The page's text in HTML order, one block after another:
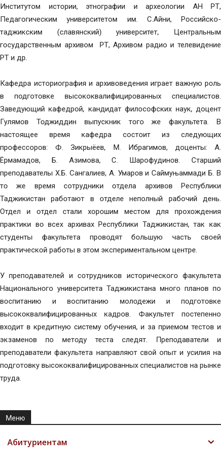
Институтом истории, этнографии и археологии АН РТ,
Педагогическим университетом им. С.Айни, Российско-
таджикским (славянский) университет, Центральным
государственным архивом РТ, Архивом радио и телевидение
РТ и др.
Кафедра историография и архивоведения играет важную роль
в подготовке высококвалифицированных специалистов.
Заведующий кафедрой, кандидат философских наук, доцент
Гулямов Тоджиддин выпускник того же факультета. В
настоящее время кафедра состоит из следующих
профессоров: Ф. Зикрыёев, М. Ибрагимов, доценты: А.
Ёрмамадов, Б. Азимова, С. Шарофудинов. Старший
преподавателы Х.Б. Сангалиев, А. Умаров и Саймуњаммади Б. В
то же время сотрудники отдела архивов Республики
Таджикистан работают в отделе неполный рабочий день.
Отдел и отдел стали хорошим местом для прохождения
практики во всех архивах Республики Таджикистан, так как
студенты факультета проводят большую часть своей
практической работы в этом экспериментальном центре.
У преподавателей и сотрудников исторического факультета
Национального университета Таджикистана много планов по
воспитанию и воспитанию молодежи и подготовке
высококвалифицированных кадров. Факультет постепенно
входит в кредитную систему обучения, и за приемом тестов и
экзаменов по методу теста следят. Преподаватели и
преподаватели факультета направляют свой опыт и усилия на
подготовку высококвалифицированных специалистов на рынке
труда.
Меню
Абитуриентам